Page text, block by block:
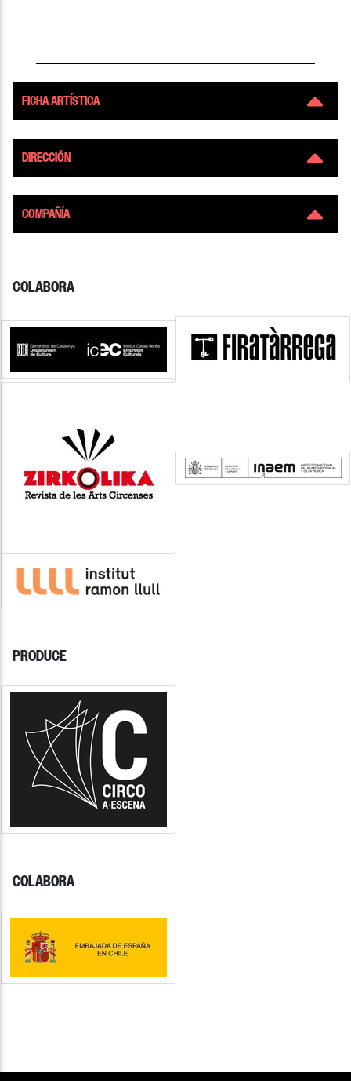
FICHA ARTÍSTICA
DIRECCIÓN
COMPAÑÍA
COLABORA
PRODUCE
COLABORA